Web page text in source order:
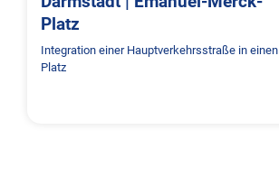
Platz
Integration einer Hauptverkehrsstraße in einen
Platz